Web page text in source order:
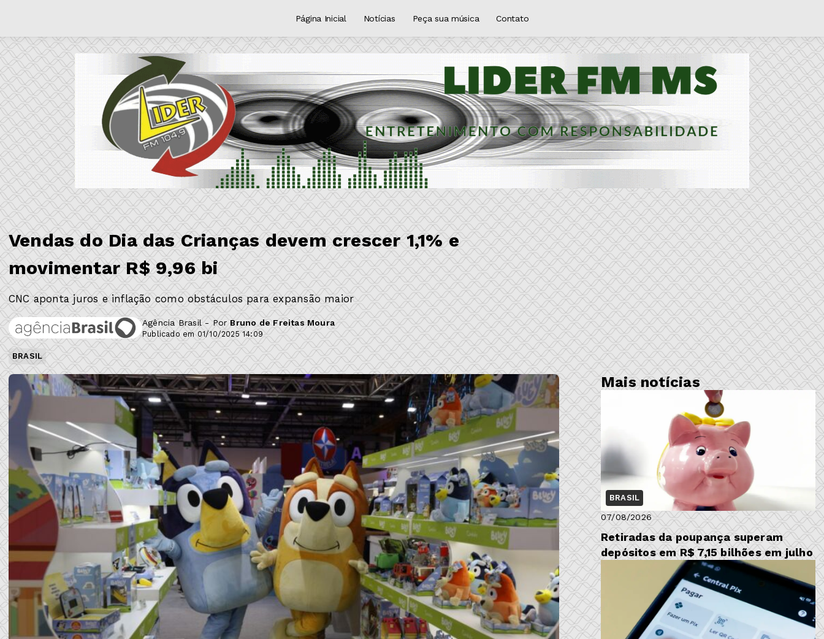
Página Inicial Notícias Peça sua música Contato
Vendas do Dia das Crianças devem crescer 1,1% e
movimentar R$ 9,96 bi
CNC aponta juros e inflação como obstáculos para expansão maior
Agência Brasil - PorBruno de Freitas Moura
Publicado em 01/10/2025 14:09
BRASIL
Mais notícias
BRASIL
07/08/2026
Retiradas da poupança superam
depósitos em R$ 7,15 bilhões em julho